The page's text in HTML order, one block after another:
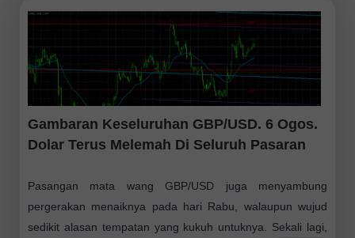
Gambaran Keseluruhan GBP/USD. 6 Ogos.
Dolar Terus Melemah Di Seluruh Pasaran
Pasangan mata wang GBP/USD juga menyambung
pergerakan menaiknya pada hari Rabu, walaupun wujud
sedikit alasan tempatan yang kukuh untuknya. Sekali lagi,